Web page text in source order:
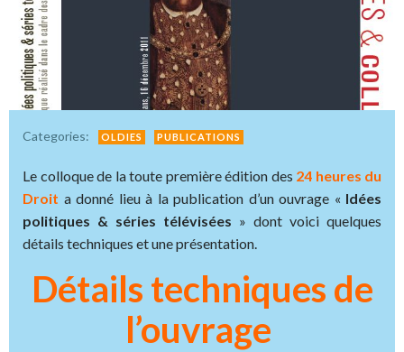
Categories: OLDIES PUBLICATIONS
Le colloque de la toute première édition des 24 heures du
Droit a donné lieu à la publication d’un ouvrage « Idées
politiques & séries télévisées » dont voici quelques
détails techniques et une présentation.
Détails techniques de
l’ouvrage